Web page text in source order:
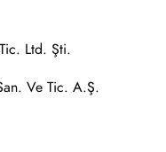
Ltd. Şti.
Ve Tic. A.Ş.